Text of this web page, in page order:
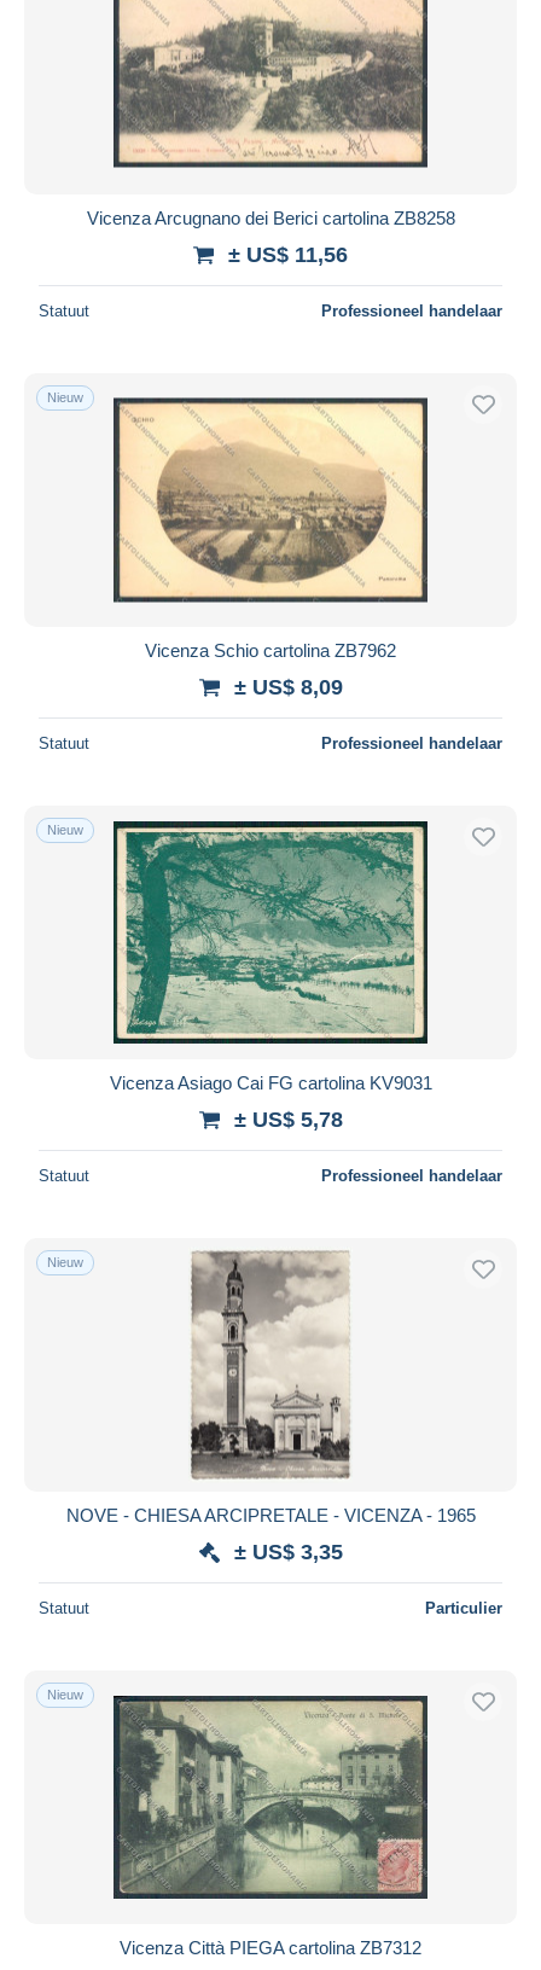
Vicenza Arcugnano dei Berici cartolina ZB8258
± US$ 11,56
Statuut Professioneel handelaar
Nieuw
Vicenza Schio cartolina ZB7962
± US$ 8,09
Statuut Professioneel handelaar
Nieuw
Vicenza Asiago Cai FG cartolina KV9031
± US$ 5,78
Statuut Professioneel handelaar
Nieuw
NOVE - CHIESA ARCIPRETALE - VICENZA - 1965
± US$ 3,35
Statuut Particulier
Nieuw
Vicenza Città PIEGA cartolina ZB7312